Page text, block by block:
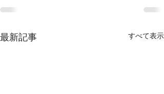
最新記事 すべて表示